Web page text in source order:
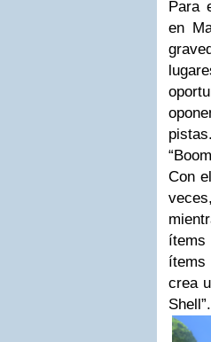
Para
en
Con
ítems
ítems
crea
Shell”.